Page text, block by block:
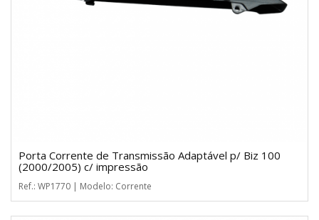
Porta Corrente de Transmissão Adaptável p/ Biz 100
(2000/2005) c/ impressão
Ref.: WP1770 | Modelo: Corrente